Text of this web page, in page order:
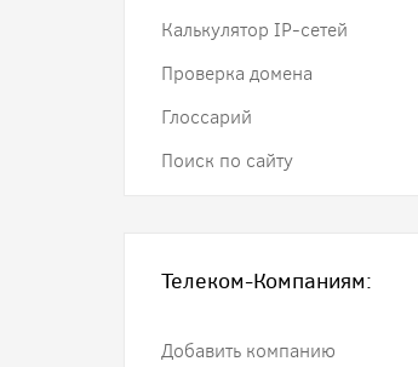
Калькулятор IP-сетей
Проверка домена
Глоссарий
Поиск по сайту
Телеком-Компаниям:
Добавить компанию